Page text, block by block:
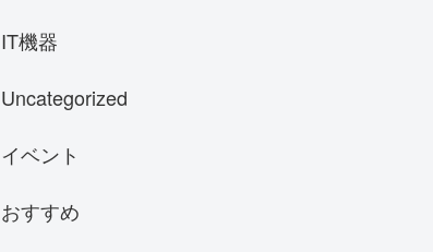
IT機器
Uncategorized
イベント
おすすめ